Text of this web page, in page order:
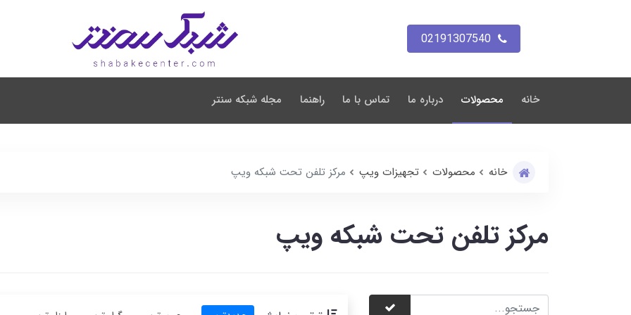
02191307540
خانه محصولات درباره ما تماس با ما راهنما مجله شبکه سنتر
خانه محصولات تجهیزات ویپ مرکز تلفن تحت شبکه ویپ
مرکز تلفن تحت شبکه ویپ